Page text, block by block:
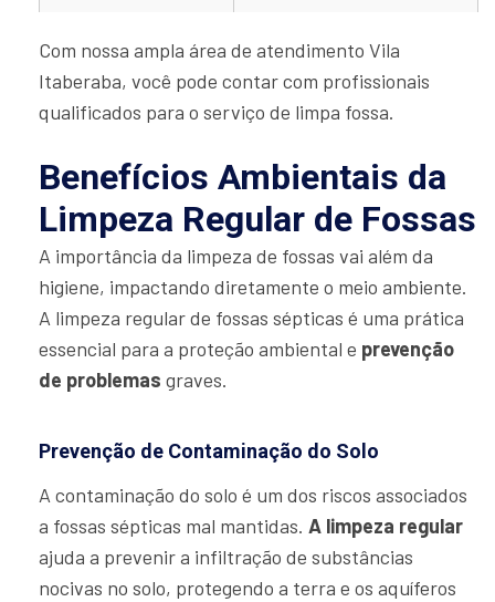
Com nossa ampla área de atendimento Vila
Itaberaba, você pode contar com profissionais
qualificados para o serviço de limpa fossa.
Benefícios Ambientais da
Limpeza Regular de Fossas
A importância da limpeza de fossas vai além da
higiene, impactando diretamente o meio ambiente.
A limpeza regular de fossas sépticas é uma prática
essencial para a proteção ambiental e prevenção
de problemas graves.
Prevenção de Contaminação do Solo
A contaminação do solo é um dos riscos associados
a fossas sépticas mal mantidas. A limpeza regular
ajuda a prevenir a infiltração de substâncias
nocivas no solo, protegendo a terra e os aquíferos